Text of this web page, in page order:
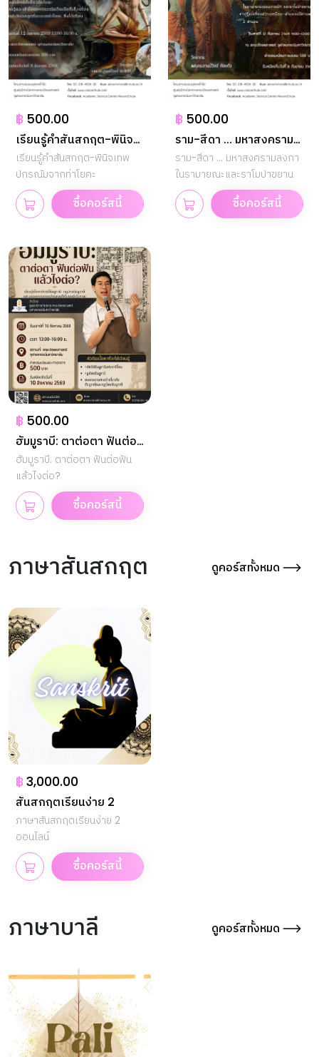
฿ 500.00
เรียนรู้คำสันสกฤต-พินิจ
เทพปกรณัมจากท่าโยคะ
เรียนรู้คำสันสกฤต-พินิจเทพ
ปกรณัมจากท่าโยคะ
ซื้อคอร์สนี้
฿ 500.00
ราม-สีดา ... มหาสงคราม
ลงกาในรามายณะและราโม
ปาขยาน
ราม-สีดา ... มหาสงครามลงกา
ในรามายณะและราโมปาขยาน
ซื้อคอร์สนี้
฿ 500.00
ฮัมมูราบี: ตาต่อตา ฟันต่อ
ฟัน แล้วไงต่อ?
ฮัมมูราบี: ตาต่อตา ฟันต่อฟัน
แล้วไงต่อ?
ซื้อคอร์สนี้
ภาษาสันสกฤต ดูคอร์สทั้งหมด
฿3,000.00
สันสกฤตเรียนง่าย 2
ภาษาสันสกฤตเรียนง่าย 2
ออนไลน์
ซื้อคอร์สนี้
ภาษาบาลี ดูคอร์สทั้งหมด